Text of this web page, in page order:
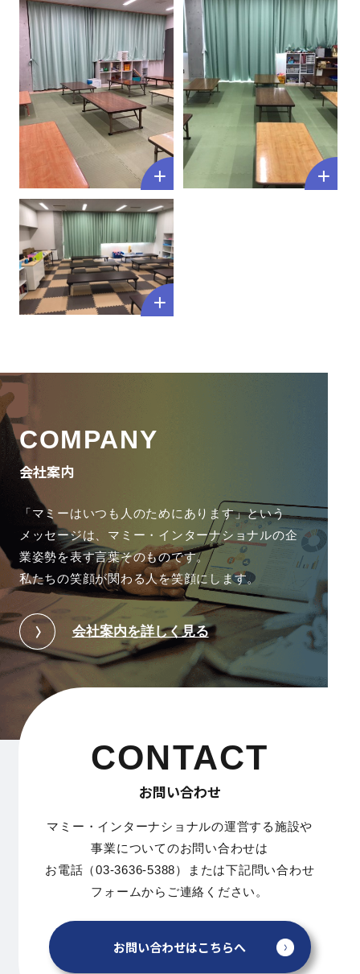
COMPANY
会社案内
「マミーはいつも人のためにあります」という
メッセージは、 マミー・インターナショナルの企
業姿勢を表す言葉そのものです。
私たちの笑顔が関わる人を笑顔にします。
会社案内を詳しく見る
CONTACT
お問い合わせ
マミー・インターナショナルの運営する施設や
事業についてのお問い合わせは
お電話（03-3636-5388）または下記問い合わせ
フォームからご連絡ください。
お問い合わせはこちらへ